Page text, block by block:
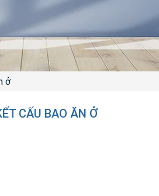
ở
CẤU BAO ĂN Ở